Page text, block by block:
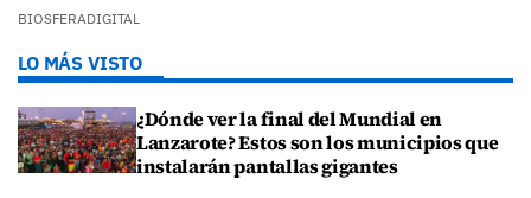
BIOSFERADIGITAL
LO MÁS VISTO
¿Dónde ver la final del Mundial en
Lanzarote? Estos son los municipios que
instalarán pantallas gigantes